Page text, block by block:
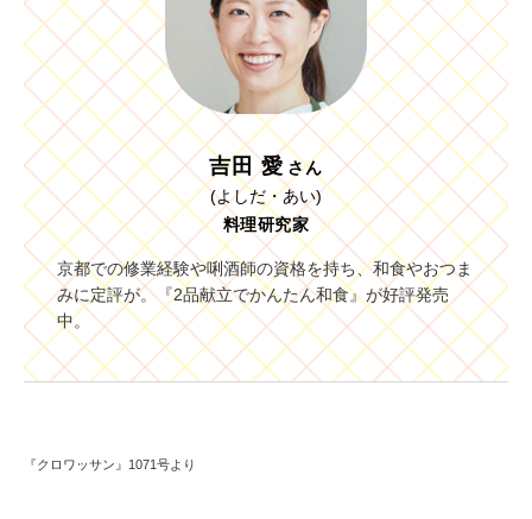
吉田 愛 さん
(よしだ・あい)
料理研究家
京都での修業経験や唎酒師の資格を持ち、和食やおつま
みに定評が。『2品献立でかんたん和食』が好評発売
中。
『クロワッサン』1071号より